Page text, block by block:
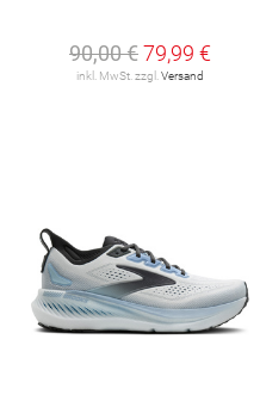
90,00 €79,99 €
inkl. MwSt. zzgl. Versand